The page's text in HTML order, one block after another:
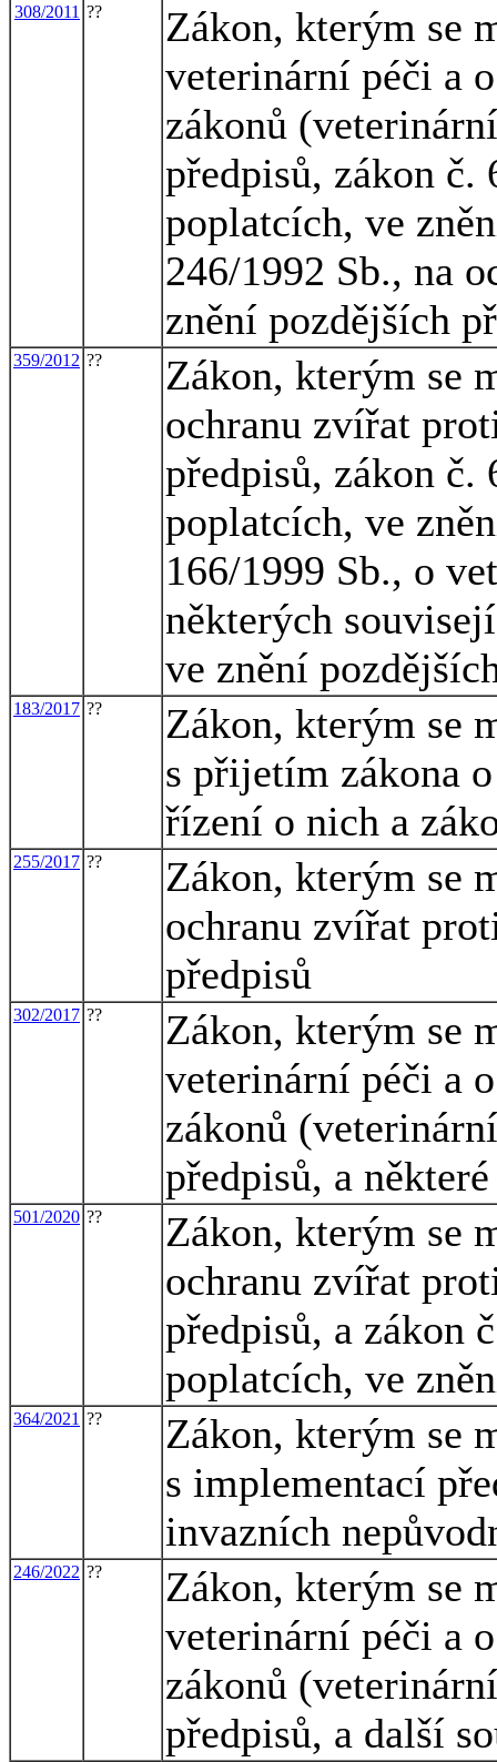
308/2011 ??
Zákon, kterým se
veterinární péči a
zákonů
předpisů, zákon č.
poplatcích, ve
246/1992 Sb., na
znění pozdějších
359/2012 ??
Zákon, kterým se
ochranu zvířat
předpisů, zákon č.
poplatcích, ve
166/1999 Sb., o
některých
ve znění
183/2017 ??
Zákon, kterým se
s přijetím zákona
řízení o nich a
255/2017 ??
Zákon, kterým se
ochranu zvířat
předpisů
302/2017 ??
Zákon, kterým se
veterinární péči a
zákonů
předpisů, a
501/2020 ??
Zákon, kterým se
ochranu zvířat
předpisů, a zákon
poplatcích, ve
364/2021 ??
Zákon, kterým se
s implementací
invazních
246/2022 ??
Zákon, kterým se
veterinární péči a
zákonů
předpisů, a další